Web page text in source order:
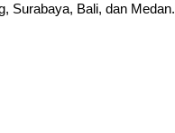
Surabaya, Bali, dan Medan.